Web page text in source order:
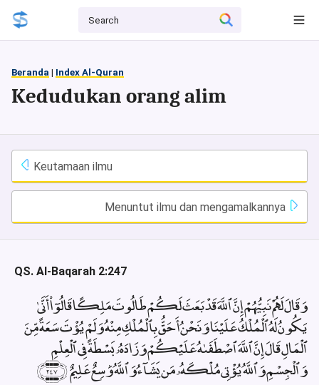
Beranda | Index Al-Quran
Kedudukan orang alim
Keutamaan ilmu
Menuntut ilmu dan mengamalkannya
QS. Al-Baqarah 2:247
وَقَالَ لَهُمْ نَبِيُّهُمْ إِنَّ ٱللَّهَ قَدْ بَعَثَ لَكُمْ طَالُوتَ مَلِكًا قَالُوٓا۟ أَنَّىٰ
يَكُونُ لَهُ ٱلْمُلْكُ عَلَيْنَا وَنَحْنُ أَحَقُّ بِٱلْمُلْكِ مِنْهُ وَلَمْ يُؤْتَ سَعَةً مِّنَ
ٱلْمَالِ قَالَ إِنَّ ٱللَّهَ ٱصْطَفَىٰهُ عَلَيْكُمْ وَزَادَهُۥ بَسْطَةً فِى ٱلْعِلْمِ
وَٱلْجِسْمِ وَٱللَّهُ يُؤْتِى مُلْكَهُۥ مَن يَشَآءُ وَٱللَّهُ وَٰسِعٌ عَلِيمٌ ﴿٢٤٧﴾